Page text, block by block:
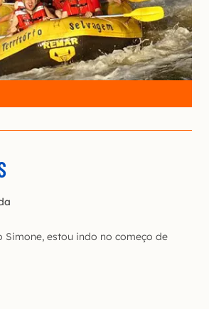
Simone, estou indo no começo de